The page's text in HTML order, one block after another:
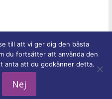
församling i Trelleborg
förbehålles.
Drivs med
till att vi ger dig den bästa
du fortsätter att använda den
anta att du godkänner detta.
Nej